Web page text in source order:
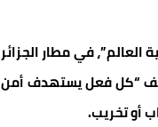
الكاتب الفرنسي-الجزائري بوعلام صنصال، مؤلف رواية “2084: نهاية العالم”، في مطار الجزائر
التي تصف “كل فعل يستهدف أمن
أو تخريب.